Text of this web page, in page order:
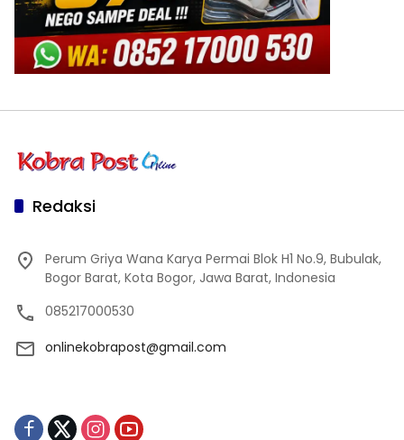
Redaksi
Perum Griya Wana Karya Permai Blok H1 No.9, Bubulak,
Bogor Barat, Kota Bogor, Jawa Barat, Indonesia
085217000530
onlinekobrapost@gmail.com